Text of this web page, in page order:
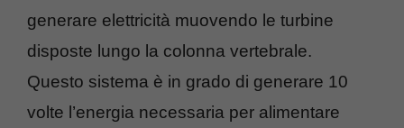
generare elettricità muovendo le turbine
disposte lungo la colonna vertebrale.
Questo sistema è in grado di generare 10
volte l’energia necessaria per alimentare